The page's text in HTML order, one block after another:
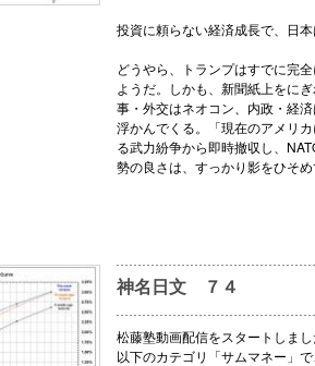
投資に頼らない経済成長で、日
どうやら、トランプはすでに完
ようだ。しかも、新聞紙上をに
事・外交はネオコン、内政・経
浮かんでくる。「現在のアメリ
る武力紛争から即時撤収し、
勢の良さは、すっかり影をひそ
神名日文 ７４
松藤塾動画配信をスタートしま
以下のカテゴリ「サムマネー」